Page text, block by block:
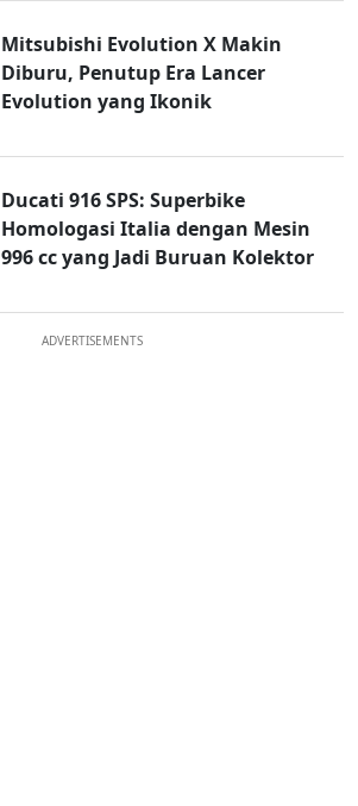
Mitsubishi Evolution X Makin
Diburu, Penutup Era Lancer
Evolution yang Ikonik
Ducati 916 SPS: Superbike
Homologasi Italia dengan Mesin
996 cc yang Jadi Buruan Kolektor
ADVERTISEMENTS